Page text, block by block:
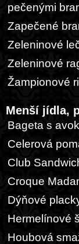
pečenými
Zapečené
Zeleninové
Zeleninové
Žampionové
Menší jídla,
Bageta s
Celerová
Club
Croque
Dýňové
Hermelínové
Houbová